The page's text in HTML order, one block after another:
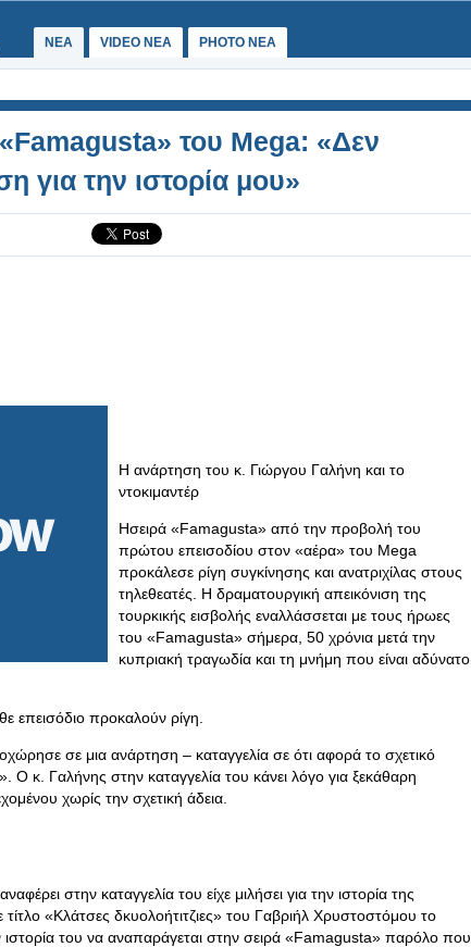
ΝΕΑ VIDEO NEA PHOTO NEA
«Famagusta» του Mega: «Δεν
για την ιστορία μου»
Η ανάρτηση του κ. Γιώργου Γαλήνη και το
ντοκιμαντέρ
Ησειρά «Famagusta» από την προβολή του
πρώτου επεισοδίου στον «αέρα» του Mega
προκάλεσε ρίγη συγκίνησης και ανατριχίλας στους
τηλεθεατές. Η δραματουργική απεικόνιση της
τουρκικής εισβολής εναλλάσσεται με τους ήρωες
του «Famagusta» σήμερα, 50 χρόνια μετά την
κυπριακή τραγωδία και τη μνήμη που είναι αδύνατο
επεισόδιο προκαλούν ρίγη.
σε μια ανάρτηση – καταγγελία σε ότι αφορά το σχετικό
Ο κ. Γαλήνης στην καταγγελία του κάνει λόγο για ξεκάθαρη
χωρίς την σχετική άδεια.
στην καταγγελία του είχε μιλήσει για την ιστορία της
τίτλο «Κλάτσες δκυολοήτιτζιες» του Γαβριήλ Χρυστοστόμου το
ιστορία του να αναπαράγεται στην σειρά «Famagusta» παρόλο που